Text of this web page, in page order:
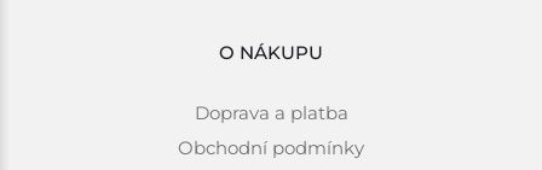
O NÁKUPU
Doprava a platba
Obchodní podmínky